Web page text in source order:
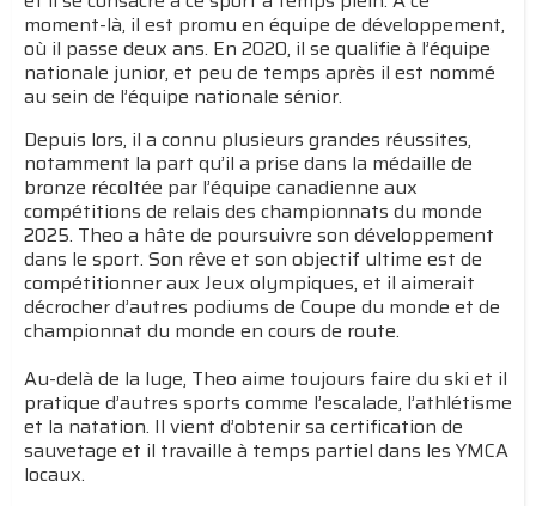
moment-là, il est promu en équipe de développement,
où il passe deux ans. En 2020, il se qualifie à l’équipe
nationale junior, et peu de temps après il est nommé
au sein de l’équipe nationale sénior.
Depuis lors, il a connu plusieurs grandes réussites,
notamment la part qu’il a prise dans la médaille de
bronze récoltée par l’équipe canadienne aux
compétitions de relais des championnats du monde
2025. Theo a hâte de poursuivre son développement
dans le sport. Son rêve et son objectif ultime est de
compétitionner aux Jeux olympiques, et il aimerait
décrocher d’autres podiums de Coupe du monde et de
championnat du monde en cours de route.
Au-delà de la luge, Theo aime toujours faire du ski et il
pratique d’autres sports comme l’escalade, l’athlétisme
et la natation. Il vient d’obtenir sa certification de
sauvetage et il travaille à temps partiel dans les YMCA
locaux.